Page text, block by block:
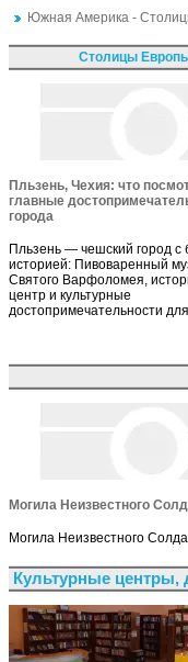
Южная Америка -
Столицы
Пльзень, Чехия: что
главные
города
Пльзень — чешский город с
историей: Пивоваренный
Святого Варфоломея,
центр и культурные
достопримечательности
Могила Неизвестного
Могила Неизвестного
Культурные центры,